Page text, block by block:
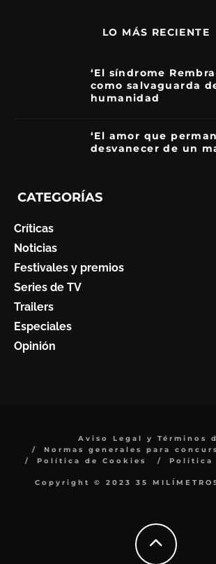
LO MÁS RECIENTE
‘El síndrome
como salvaguarda
humanidad
‘El amor que
desvanecer de un
CATEGORÍAS
Críticas
Noticias
Festivales y premios
Series de TV
Trailers
Especiales
Opinión
Aviso Legal y Términos
Normas generales para
Política de Cookies
Política
Copyright © 2023 35